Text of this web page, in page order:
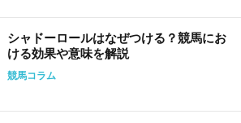
シャドーロールはなぜつける？競馬にお
ける効果や意味を解説
競馬コラム